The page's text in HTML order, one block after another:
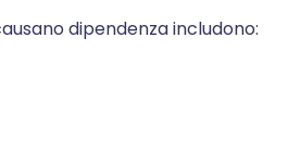
dipendenza includono: